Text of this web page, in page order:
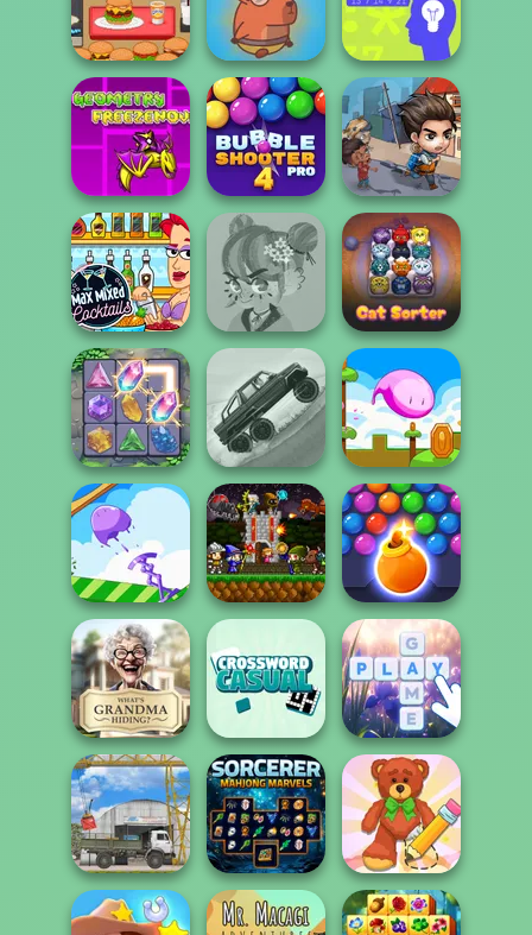
Letters Match
Cooking Live: Be
a Chef&Cook
Casual Icon
Maker
Ultra Pixel
Burgeria
Save Baby
Capybaras: Pull
Pin
Cryptograph
Geometry Dash:
FreezeNova
Game
Bubble Shooter
Pro 4
Last Day On Earth
Survival
Max Mixed
Cocktails
Pastel Summer Cat Sorter Puzzle
Crystal Connect
Hill Climbing
Mania
Mini Steps
Mini Springs
Mini Guardians
Castle Defense
Bubble Shooter
HD 3
What Is Grandma
Hiding
Casual
Crossword
Bubble Letters